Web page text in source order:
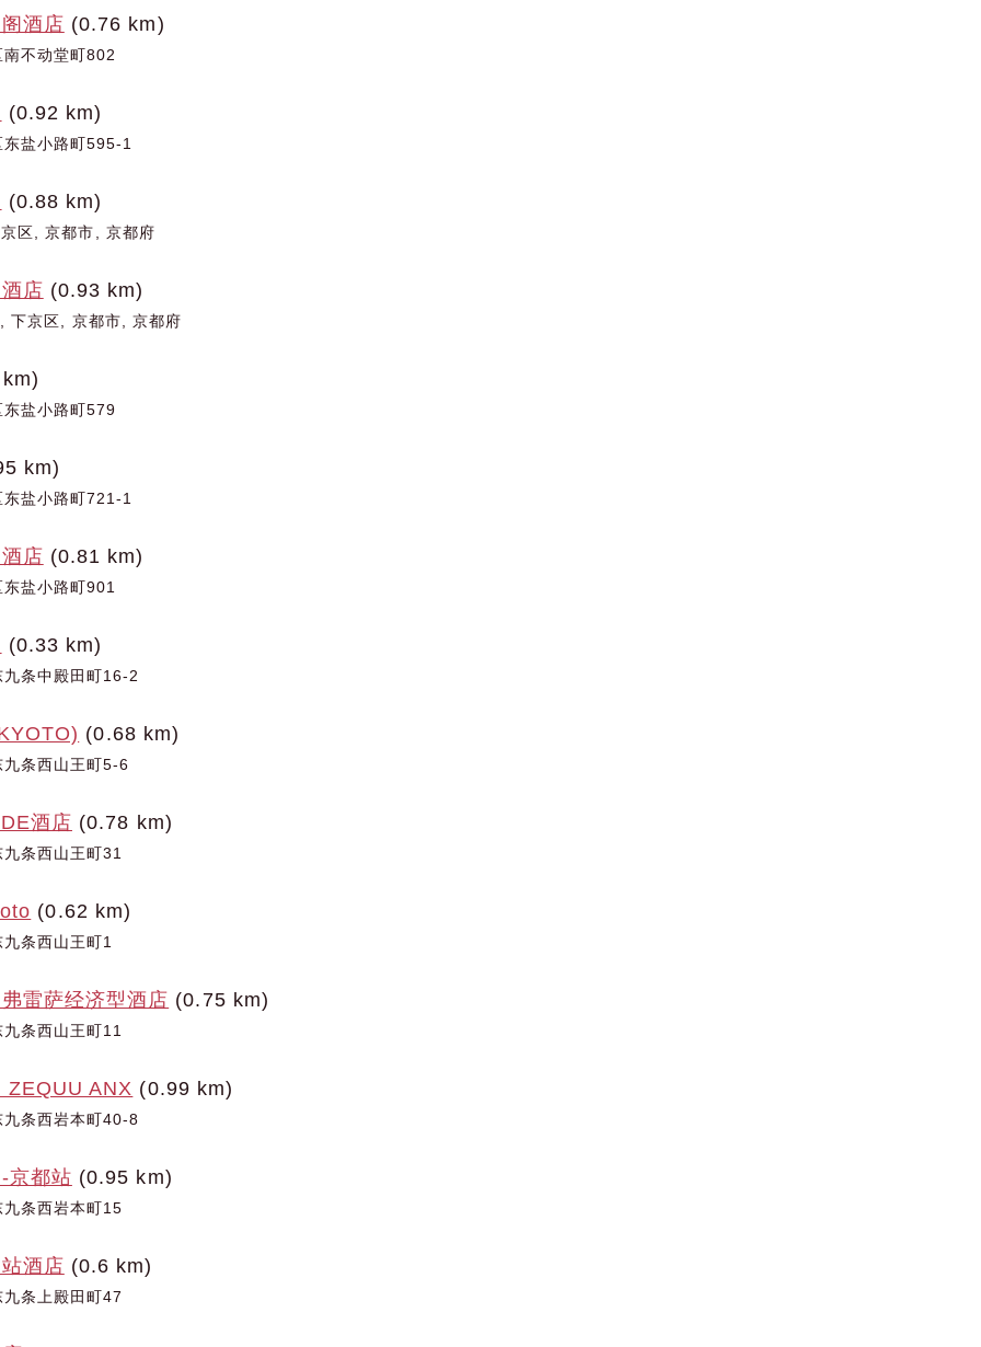
酒店 (0.76 km)
不动堂町802
(0.92 km)
盐小路町595-1
(0.88 km)
区, 京都市, 京都府
店 (0.93 km)
下京区, 京都市, 京都府
盐小路町579
km)
盐小路町721-1
店 (0.81 km)
盐小路町901
(0.33 km)
条中殿田町16-2
(0.68 km)
条西山王町5-6
酒店 (0.78 km)
条西山王町31
(0.62 km)
条西山王町1
雷萨经济型酒店 (0.75 km)
条西山王町11
ZEQUU ANX (0.99 km)
条西岩本町40-8
京都站 (0.95 km)
条西岩本町15
酒店 (0.6 km)
条上殿田町47